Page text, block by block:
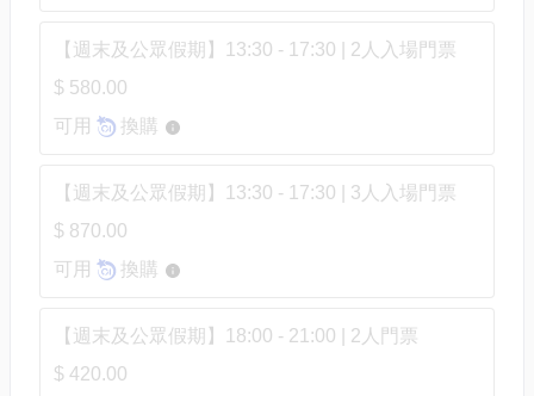
【週末及公眾假期】13:30 - 17:30 | 2人入場門票
$ 580.00
可用
換購
【週末及公眾假期】13:30 - 17:30 | 3人入場門票
$ 870.00
可用
換購
【週末及公眾假期】18:00 - 21:00 | 2人門票
$ 420.00